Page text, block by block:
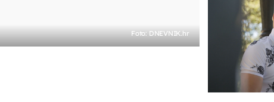
Foto: DNEVNIK.hr